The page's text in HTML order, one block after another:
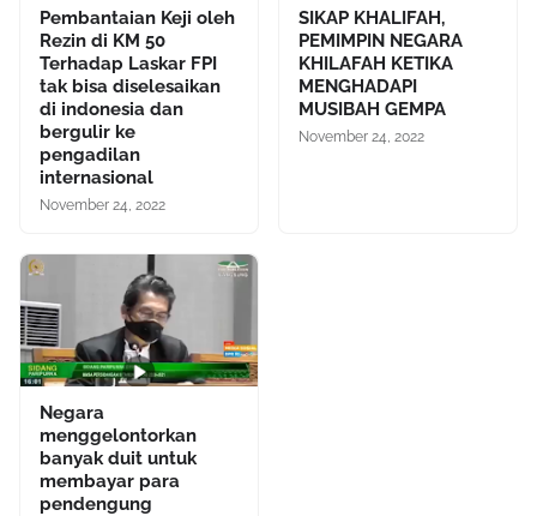
Pembantaian Keji oleh
Rezin di KM 50
Terhadap Laskar FPI
tak bisa diselesaikan
di indonesia dan
bergulir ke
pengadilan
internasional
November 24, 2022
SIKAP KHALIFAH,
PEMIMPIN NEGARA
KHILAFAH KETIKA
MENGHADAPI
MUSIBAH GEMPA
November 24, 2022
Negara
menggelontorkan
banyak duit untuk
membayar para
pendengung